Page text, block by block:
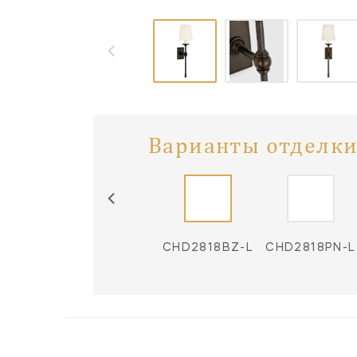
Варианты
CHD2818BZ-L CHD2818PN-L